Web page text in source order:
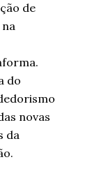
de
do
novas
da